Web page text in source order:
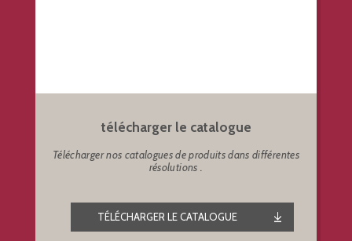
télécharger le catalogue
Télécharger nos catalogues de produits dans différentes
résolutions .
TÉLÉCHARGER LE CATALOGUE